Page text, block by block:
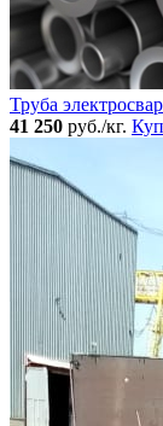
Труба
41 250 руб./кг.